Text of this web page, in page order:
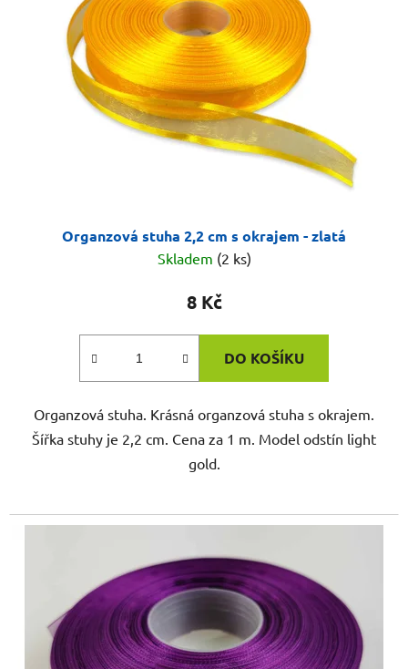
Organzová stuha 2,2 cm s okrajem - zlatá
Skladem (2 ks)
8 Kč
DO KOŠÍKU
Organzová stuha. Krásná organzová stuha s okrajem.
Šířka stuhy je 2,2 cm. Cena za 1 m. Model odstín light
gold.